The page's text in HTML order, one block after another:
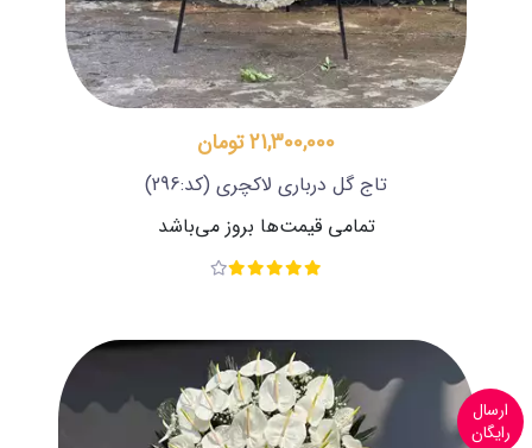
21,300,000 تومان
تاج گل درباری لاکچری (کد:296)
تمامی قیمت‌ها بروز می‌باشد
ارسال
رایگان